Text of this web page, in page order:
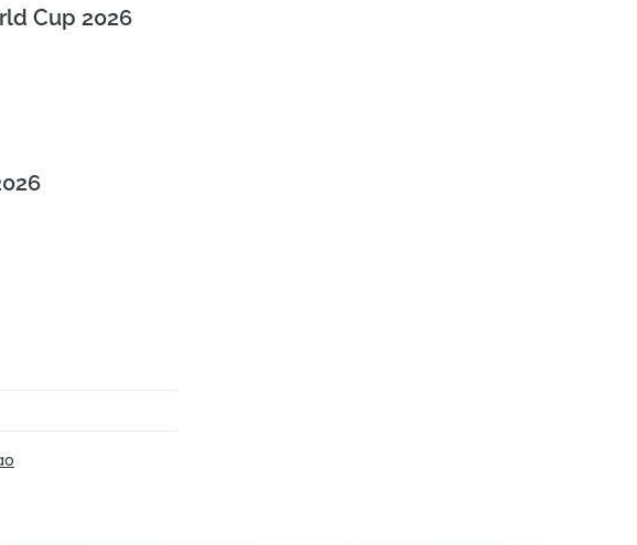
Cup 2026